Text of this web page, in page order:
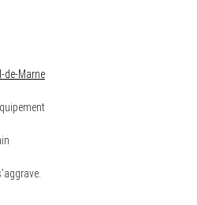
de-Marne